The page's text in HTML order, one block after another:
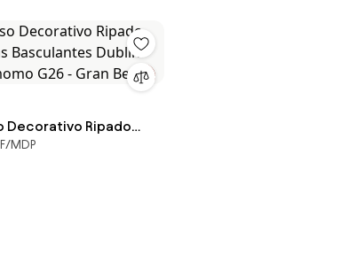
Decorativo Ripado
Basculantes Dublin
G26 - Gran Belo
MDP